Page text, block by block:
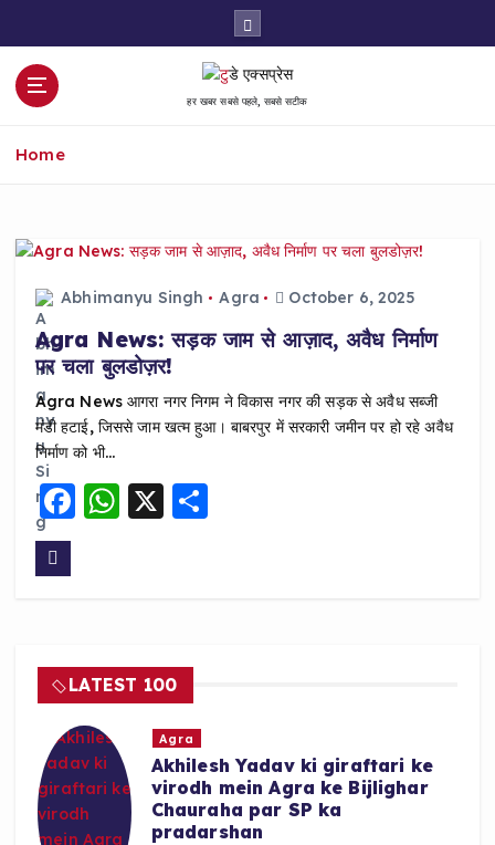
हर खबर सबसे पहले, सबसे सटीक
Home
Abhimanyu Singh Agra October 6, 2025
Agra News: सड़क जाम से आज़ाद, अवैध निर्माण
पर चला बुलडोज़र!
Agra News आगरा नगर निगम ने विकास नगर की सड़क से अवैध सब्जी
मंडी हटाई, जिससे जाम खत्म हुआ। बाबरपुर में सरकारी जमीन पर हो रहे अवैध
निर्माण को भी…
F
o
o
k
W
p
p
X S
LATEST 100
Agra
Akhilesh Yadav ki giraftari ke
virodh mein Agra ke Bijlighar
Chauraha par SP ka
pradarshan